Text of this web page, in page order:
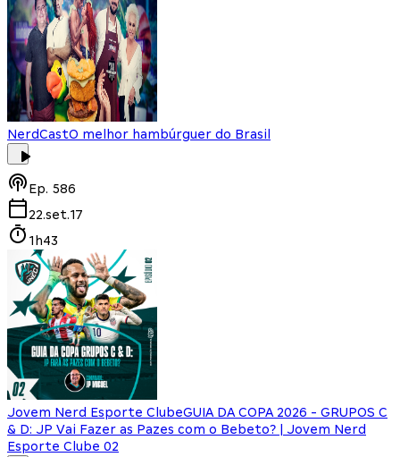
NerdCastO melhor hambúrguer do Brasil
Ep. 586
22.set.17
1h43
Jovem Nerd Esporte ClubeGUIA DA COPA 2026 - GRUPOS C
& D: JP Vai Fazer as Pazes com o Bebeto? | Jovem Nerd
Esporte Clube 02